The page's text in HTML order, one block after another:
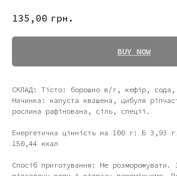
135,00 грн.
BUY NOW
СКЛАД: Тісто: борошно в/г, кефір, сода,
Начинка: капуста квашена, цибуля
рослина рафінована, сіль, спеції.
Енергетична цінність на 100 г: Б
150,44 ккал
Спосіб приготування: Не розморожувати.